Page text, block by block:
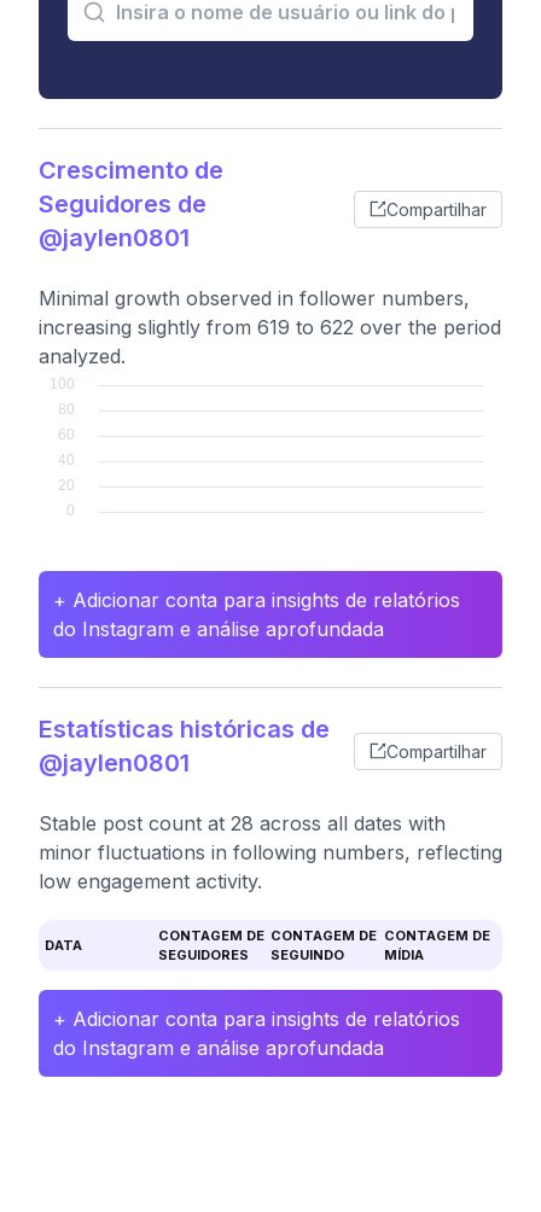
Crescimento de
Seguidores de
@jaylen0801
Compartilhar
Minimal growth observed in follower numbers,
increasing slightly from 619 to 622 over the period
analyzed.
+ Adicionar conta para insights de relatórios
do Instagram e análise aprofundada
Estatísticas históricas de
@jaylen0801
Compartilhar
Stable post count at 28 across all dates with
minor fluctuations in following numbers, reflecting
low engagement activity.
DATA
CONTAGEM DE
SEGUIDORES
CONTAGEM DE
SEGUINDO
CONTAGEM DE
MÍDIA
+ Adicionar conta para insights de relatórios
do Instagram e análise aprofundada